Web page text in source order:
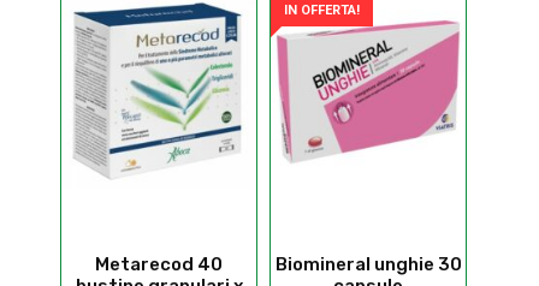
Metarecod 40
IN OFFERTA!
Biomineral unghie 30